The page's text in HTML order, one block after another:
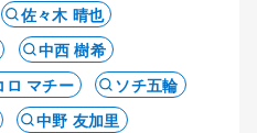
佐々木 晴也
中西 樹希
ロ マチー
ソチ五輪
中野 友加里